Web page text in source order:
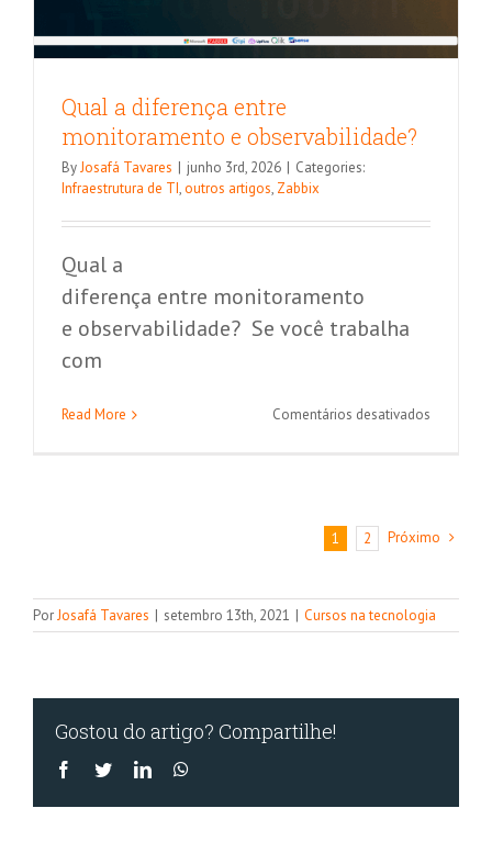
Qual a diferença entre
monitoramento e observabilidade?
ByJosafá Tavares | junho 3rd, 2026 | Categories:
Infraestrutura de TI,outros artigos, Zabbix
Qual a
diferença entre monitoramento
e observabilidade? Se você trabalha
com
Read More Comentários desativados
e
1 2 Próximo
PorJosafá Tavares | setembro 13th, 2021 | Cursos na tecnologia
Gostou do artigo? Compartilhe!
Facebook
TwitterLinkedIn